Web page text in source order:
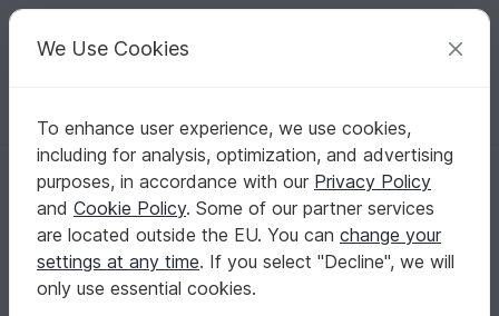
Your creative ideas
English | US $ (USD) Log in Register for free
Homepage Free patterns Crochet
Scarves
Other scarves
Halata
Halata
We Use Cookies
To enhance user experience, we use cookies,
including for analysis, optimization, and advertising
purposes, in accordance with our Privacy Policy
and Cookie Policy. Some of our partner services
are located outside the EU. You can change your
settings at any time. If you select "Decline", we will
only use essential cookies.